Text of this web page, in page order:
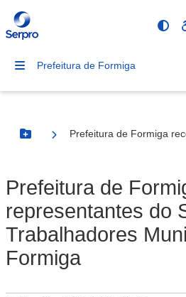
Prefeitura de Formiga
Botão Menu
Prefeitura de Formiga
Prefeitura de
representantes do
Trabalhadores
Formiga